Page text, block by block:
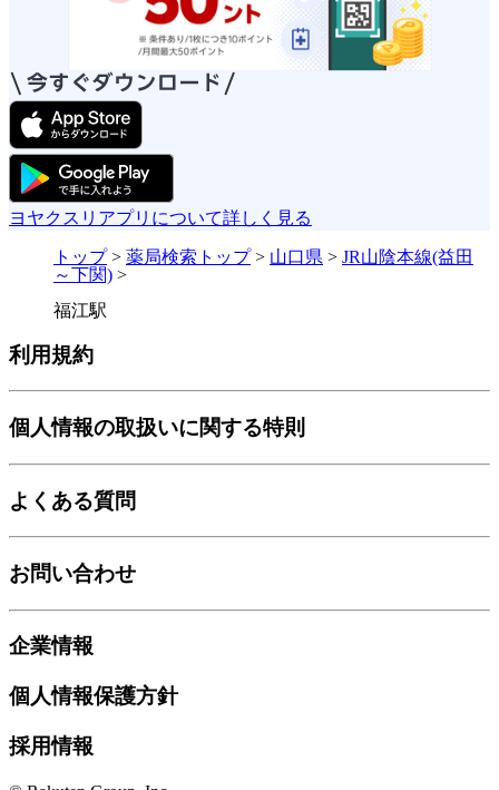
ヨヤクスリアプリについて詳しく見る
トップ> 薬局検索トップ> 山口県 > JR山陰本線(益田
～下関) >
福江駅
利用規約
個人情報の取扱いに関する特則
よくある質問
お問い合わせ
企業情報
個人情報保護方針
採用情報